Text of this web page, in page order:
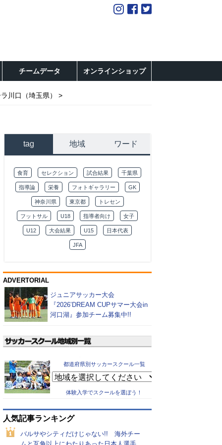
チームデータ オンラインショップ
川口（埼玉県）
tag 地域 ワード
食育 セレクション 試合結果 千葉県
指導論 栄養 フォトギャラリー GK
神奈川県 東京都 トレセン
フットサル U18 指導者向け 女子
U12 大会結果 U15 日本代表
JFA
ADVERTORIAL
ジュニアサッカー大会
『2026’DREAM CUPサマー大会in
河口湖』参加チーム募集中!!
都道府県別サッカースクール一覧
体験入学でスクールを選ぼう！
人気記事ランキング
バルサやシティだけじゃない!! 海外チー